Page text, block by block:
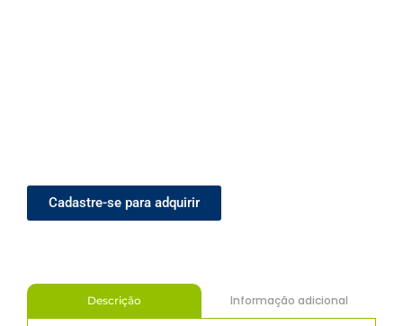
Cadastre-se para adquirir
Descrição Informação adicional